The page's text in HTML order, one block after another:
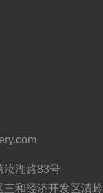
汝湖路83号
和经济开发区清